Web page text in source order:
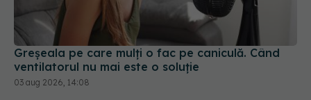
Greșeala pe care mulți o fac pe caniculă. Când
ventilatorul nu mai este o soluție
03 aug 2026, 14:08